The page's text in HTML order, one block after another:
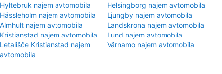
Hyltebruk najem avtomobila
Helsingborg najem avtomobila
Hässleholm najem avtomobila
Ljungby najem avtomobila
Almhult najem avtomobila
Landskrona najem avtomobila
Kristianstad najem avtomobila
Lund najem avtomobila
Letališče Kristianstad najem
avtomobila
Värnamo najem avtomobila